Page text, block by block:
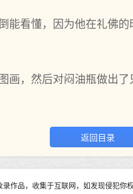
能看懂，因为他在礼佛
画，然后对闷油瓶做出了
返回目录
作品，收集于互联网，如发现侵犯你